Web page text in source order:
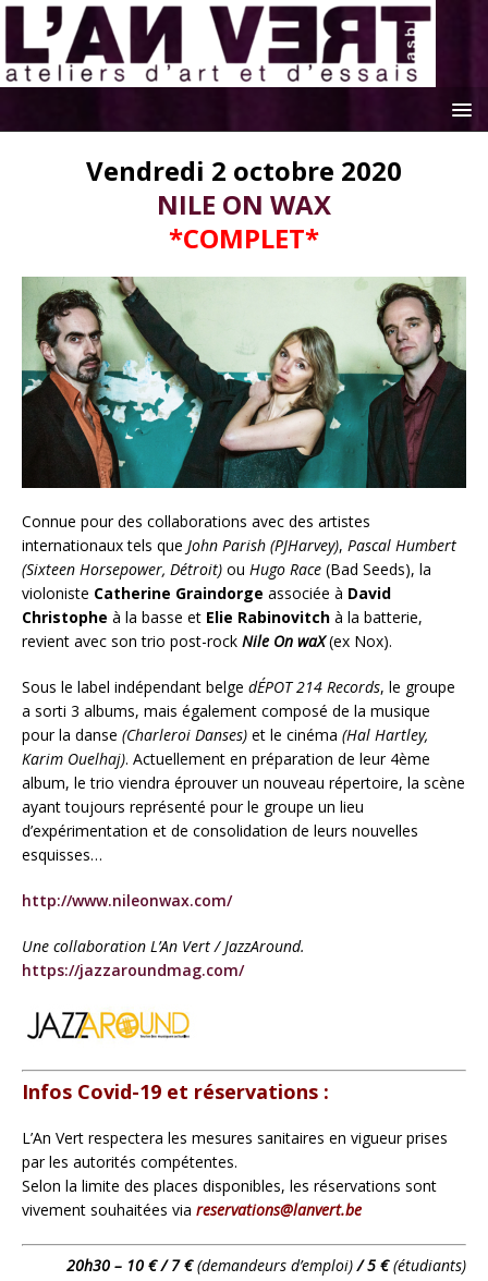
Vendredi 2 octobre 2020
NILE ON WAX
*COMPLET*
Connue pour des collaborations avec des artistes
internationaux tels que John Parish (PJHarvey), Pascal Humbert
(Sixteen Horsepower, Détroit) ou Hugo Race (Bad Seeds), la
violoniste Catherine Graindorge associée à David
Christophe à la basse et Elie Rabinovitch à la batterie,
revient avec son trio post-rock Nile On waX(ex Nox).
Sous le label indépendant belge dÉPOT 214 Records, le groupe
a sorti 3 albums, mais également composé de la musique
pour la danse (Charleroi Danses) et le cinéma (Hal Hartley,
Karim Ouelhaj). Actuellement en préparation de leur 4ème
album, le trio viendra éprouver un nouveau répertoire, la scène
ayant toujours représenté pour le groupe un lieu
d’expérimentation et de consolidation de leurs nouvelles
esquisses…
http://www.nileonwax.com/
Une collaboration L’An Vert / JazzAround.
https://jazzaroundmag.com/
Infos Covid-19 et réservations :
L’An Vert respectera les mesures sanitaires en vigueur prises
par les autorités compétentes.
Selon la limite des places disponibles, les réservations sont
vivement souhaitées via reservations@lanvert.be
20h30 – 10 € / 7 €(demandeurs d’emploi)/ 5 €(étudiants)